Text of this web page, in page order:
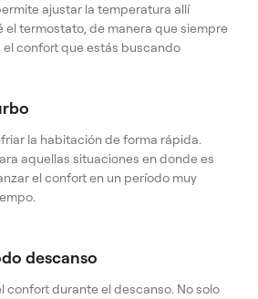
ajustar la temperatura allí
el termostato, de manera que siempre
el confort que estás buscando
la habitación de forma rápida.
aquellas situaciones en donde es
el confort en un período muy
descanso
confort durante el descanso. No solo